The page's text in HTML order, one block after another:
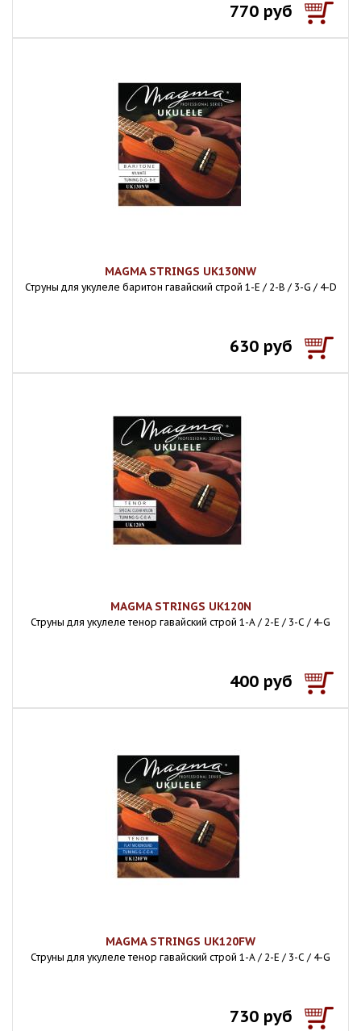
770 руб
MAGMA STRINGS UK130NW
Струны для укулеле баритон гавайский строй 1-E / 2-B / 3-G / 4-D
630 руб
MAGMA STRINGS UK120N
Струны для укулеле тенор гавайский строй 1-A / 2-E / 3-C / 4-G
400 руб
MAGMA STRINGS UK120FW
Струны для укулеле тенор гавайский строй 1-A / 2-E / 3-C / 4-G
730 руб